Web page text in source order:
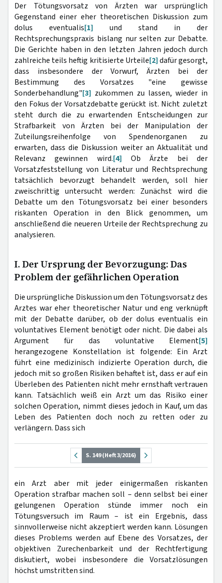
Der Tötungsvorsatz von Ärzten war ursprünglich
Gegenstand einer eher theoretischen Diskussion zum
dolus eventualis[1] und stand in der
Rechtsprechungspraxis bislang nur selten zur Debatte.
Die Gerichte haben in den letzten Jahren jedoch durch
zahlreiche teils heftig kritisierte Urteile[2]dafür gesorgt,
dass insbesondere der Vorwurf, Ärzten bei der
Bestimmung des Vorsatzes "eine gewisse
Sonderbehandlung"[3] zukommen zu lassen, wieder in
den Fokus der Vorsatzdebatte gerückt ist. Nicht zuletzt
steht durch die zu erwartenden Entscheidungen zur
Strafbarkeit von Ärzten bei der Manipulation der
Zuteilungsreihenfolge von Spendenorganen zu
erwarten, dass die Diskussion weiter an Aktualität und
Relevanz gewinnen wird.[4] Ob Ärzte bei der
Vorsatzfeststellung von Literatur und Rechtsprechung
tatsächlich bevorzugt behandelt werden, soll hier
zweischrittig untersucht werden: Zunächst wird die
Debatte um den Tötungsvorsatz bei einer besonders
riskanten Operation in den Blick genommen, um
anschließend die neueren Urteile der Rechtsprechung zu
analysieren.
I. Der Ursprung der Bevorzugung: Das
Problem der gefährlichen Operation
Die ursprüngliche Diskussion um den Tötungsvorsatz des
Arztes war eher theoretischer Natur und eng verknüpft
mit der Debatte darüber, ob der dolus eventualis ein
voluntatives Element benötigt oder nicht. Die dabei als
Argument für das voluntative Element[5]
herangezogene Konstellation ist folgende: Ein Arzt
führt eine medizinisch indizierte Operation durch, die
jedoch mit so großen Risiken behaftet ist, dass er auf ein
Überleben des Patienten nicht mehr ernsthaft vertrauen
kann. Tatsächlich weiß ein Arzt um das Risiko einer
solchen Operation, nimmt dieses jedoch in Kauf, um das
Leben des Patienten doch noch zu retten oder zu
verlängern. Dass sich
S. 149 (Heft 3/2016)
ein Arzt aber mit jeder einigermaßen riskanten
Operation strafbar machen soll – denn selbst bei einer
gelungenen Operation stünde immer noch ein
Tötungsversuch im Raum – ist ein Ergebnis, dass
sinnvollerweise nicht akzeptiert werden kann. Lösungen
dieses Problems werden auf Ebene des Vorsatzes, der
objektiven Zurechenbarkeit und der Rechtfertigung
diskutiert, wobei insbesondere die Vorsatzlösungen
höchst umstritten sind.